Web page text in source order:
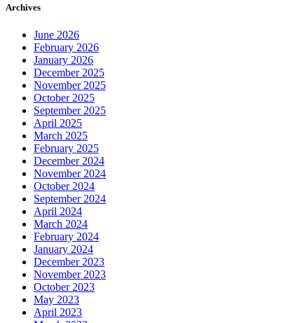
Archives
June 2026
February 2026
January 2026
December 2025
November 2025
October 2025
September 2025
April 2025
March 2025
February 2025
December 2024
November 2024
October 2024
September 2024
April 2024
March 2024
February 2024
January 2024
December 2023
November 2023
October 2023
May 2023
April 2023